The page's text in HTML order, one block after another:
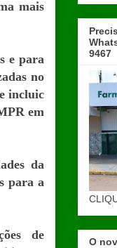
mais
e para
no
incluic
em
da
para a
de
9467
O